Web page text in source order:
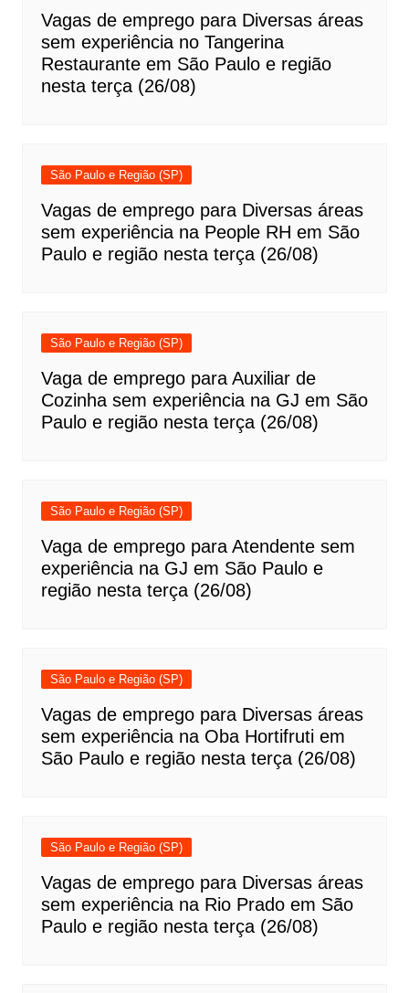
Vagas de emprego para Diversas áreas
sem experiência no Tangerina
Restaurante em São Paulo e região
nesta terça (26/08)
São Paulo e Região (SP)
Vagas de emprego para Diversas áreas
sem experiência na People RH em São
Paulo e região nesta terça (26/08)
São Paulo e Região (SP)
Vaga de emprego para Auxiliar de
Cozinha sem experiência na GJ em São
Paulo e região nesta terça (26/08)
São Paulo e Região (SP)
Vaga de emprego para Atendente sem
experiência na GJ em São Paulo e
região nesta terça (26/08)
São Paulo e Região (SP)
Vagas de emprego para Diversas áreas
sem experiência na Oba Hortifruti em
São Paulo e região nesta terça (26/08)
São Paulo e Região (SP)
Vagas de emprego para Diversas áreas
sem experiência na Rio Prado em São
Paulo e região nesta terça (26/08)